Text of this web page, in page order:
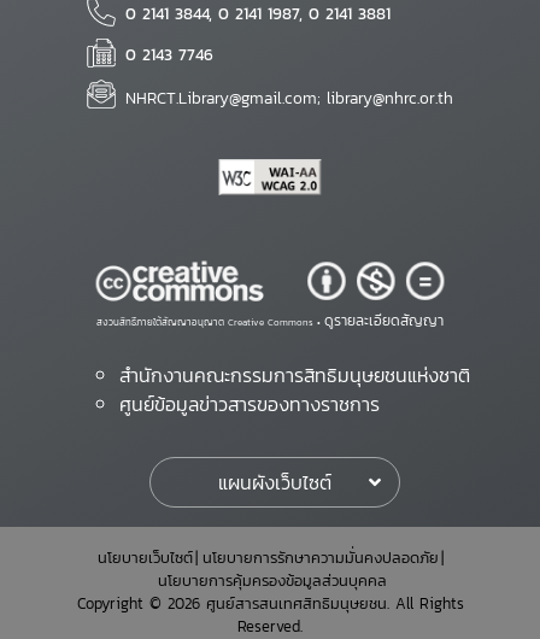
0 2141 3844, 0 2141 1987, 0 2141 3881
0 2143 7746
NHRCT.Library@gmail.com; library@nhrc.or.th
สงวนสิทธิ์ภายใต้สัญญาอนุญาต Creative Commons • ดูรายละเอียดสัญญา
สำนักงานคณะกรรมการสิทธิมนุษยชนแห่งชาติ
ศูนย์ข้อมูลข่าวสารของทางราชการ
แผนผังเว็บไซต์
นโยบายเว็บไซต์ นโยบายการรักษาความมั่นคงปลอดภัย
นโยบายการคุ้มครองข้อมูลส่วนบุคคล
Copyright © 2026 ศูนย์สารสนเทศสิทธิมนุษยชน. All Rights
Reserved.